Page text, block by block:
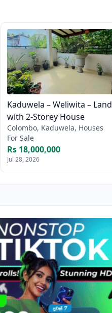
Kaduwela – Weliwita – Land
with 2-Storey House
Colombo, Kaduwela, Houses
For Sale
Rs 18,000,000
Jul 28, 2026